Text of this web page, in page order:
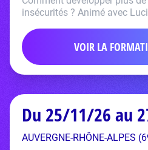
insécurités ? Animé avec
VOIR LA
Du 25/11/26 au
AUVERGNE-RHÔNE-ALPES